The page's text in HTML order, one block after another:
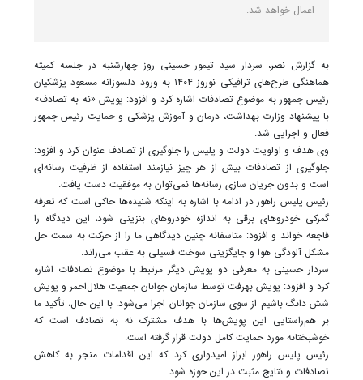
اعمال خواهد شد.
به گزارش نصر، سردار سید تیمور حسینی روز چهارشنبه در جلسه کمیته
هماهنگی طرح‌های ترافیکی نوروز ۱۴۰۴ به ورود دلسوزانه مسعود پزشکیان
رئیس جمهور به موضوع تصادفات اشاره کرد و افزود: پویش «نه به تصادف»
با پیشنهاد وزارت بهداشت، درمان و آموزش پزشکی و حمایت رئیس جمهور
فعال و اجرایی شد.
وی هدف و اولویت دولت و پلیس را جلوگیری از تصادف عنوان کرد و افزود:
جلوگیری از تصادفات بیش از هر چیز نیازمند استفاده از ظرفیت رسانه‌ای
است و بدون جریان سازی رسانه‌ها نمی‌توان به موفقیت دست یافت.
‌رئیس پلیس راهور در ادامه با اشاره به اینکه شنیده‌ها حاکی است که تعرفه
گمرکی خودروهای برقی به اندازه خودروهای بنزینی شود، این دیدگاه را
فاجعه خواند و افزود: متاسفانه چنین دیدگاهی ما را از حرکت به سمت حل
مشکل آلودگی هوا و جایگزینی سوخت فسیلی به عقب می‌راند.
سردار حسینی به معرفی دو پویش دیگر مرتبط با موضوع تصادفات اشاره
کرد و افزود: پویش بهرفت توسط سازمان جوانان جمعیت هلال‌احمر و پویش
شش دانگ باشیم از سوی سازمان جوانان اجرا می‌شود. با این حال، تأکید ما
بر هم‌راستایی این پویش‌ها با هدف مشترک نه به تصادف است که
خوشبختانه مورد حمایت کامل دولت قرار گرفته است.
‌رئیس پلیس راهور ابراز امیدواری کرد که این اقدامات منجر به کاهش
تصادفات و نتایج مثبت در این حوزه شود.